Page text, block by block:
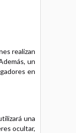
realizan
un
en
una
ocultar,